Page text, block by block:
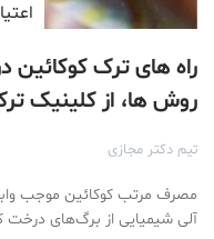
راه های ترک کوکائین
روش ها، از کلینیک
تیم دکتر مجازی
مصرف مرتب کوکائین موجب
آلی شیمیایی از برگ‌های درخت